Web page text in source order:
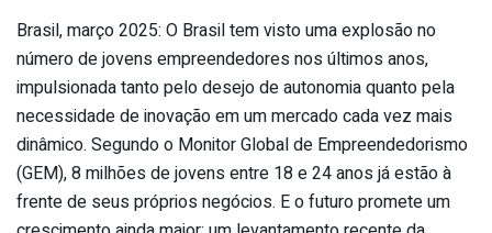
Brasil, março 2025: O Brasil tem visto uma explosão no
número de jovens empreendedores nos últimos anos,
impulsionada tanto pelo desejo de autonomia quanto pela
necessidade de inovação em um mercado cada vez mais
dinâmico. Segundo o Monitor Global de Empreendedorismo
(GEM), 8 milhões de jovens entre 18 e 24 anos já estão à
frente de seus próprios negócios. E o futuro promete um